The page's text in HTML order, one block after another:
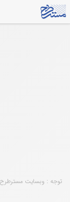
توجه : وبسایت